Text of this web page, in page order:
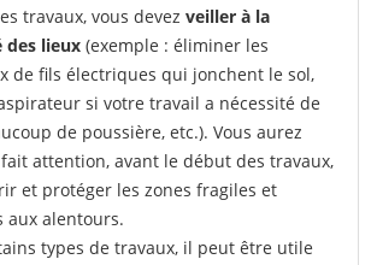
travaux, vous devez veiller à la
des lieux (exemple : éliminer les
de fils électriques qui jonchent le sol,
si votre travail a nécessité de
de poussière, etc.). Vous aurez
attention, avant le début des travaux,
et protéger les zones fragiles et
aux alentours.
types de travaux, il peut être utile